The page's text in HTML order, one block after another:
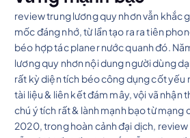
review trung lương quy nhơn vẫn khắc
mốc đáng nhớ, từ lần tạo ra ra tiên
béo hợp tác planer nước quanh đó.
lương quy nhơn nội dung người dùng
rất kỳ diện tích béo công dụng cốt yếu
tài liệu & liên kết đám mây, vội vã nhận
chú ý tích rất & lành mạnh bạo từ mạng
2020, trong hoàn cảnh đại dịch,